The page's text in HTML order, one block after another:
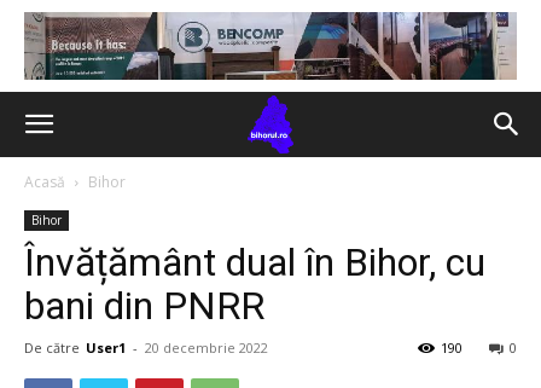
Acasă Bihor
Bihor
Învățământ dual în Bihor, cu
bani din PNRR
De către User1 - 20 decembrie 2022 0
190